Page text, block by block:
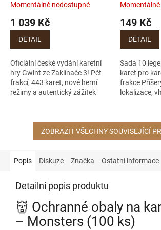
Momentálně nedostupné
1 039 Kč
DETAIL
Oficiální české vydání karetní
hry Gwint ze Zaklínače 3! Pět
frakcí, 443 karet, nové herní
režimy a autentický zážitek
149 Kč
DETAIL
Sada 10
karet pro
frakce
lokalizace,
ZOBRAZIT VŠECHNY SOUVISEJÍCÍ
Popis Diskuze Značka Ostatní informace
Detailní popis produktu
👹 Ochranné obaly na
– Monsters (100 ks)